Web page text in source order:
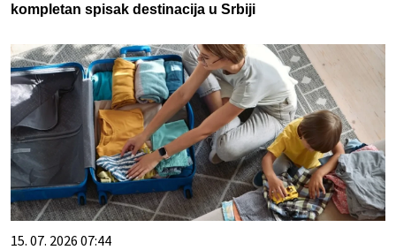
kompletan spisak destinacija u Srbiji
15. 07. 2026 07:44